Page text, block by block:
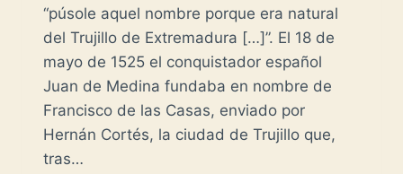
“púsole aquel nombre porque era natural
del Trujillo de Extremadura […]”. El 18 de
mayo de 1525 el conquistador español
Juan de Medina fundaba en nombre de
Francisco de las Casas, enviado por
Hernán Cortés, la ciudad de Trujillo que,
tras…